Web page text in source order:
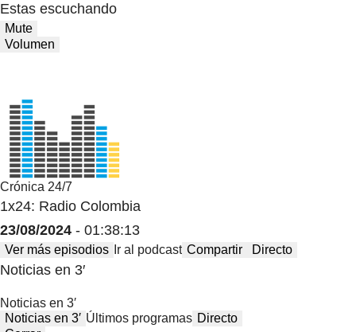
Estas escuchando
Mute
Volumen
Crónica 24/7
1x24: Radio Colombia
23/08/2024 - 01:38:13
Ver más episodios Ir al podcast Compartir Directo
Noticias en 3′
Noticias en 3′
Noticias en 3′ Últimos programas Directo